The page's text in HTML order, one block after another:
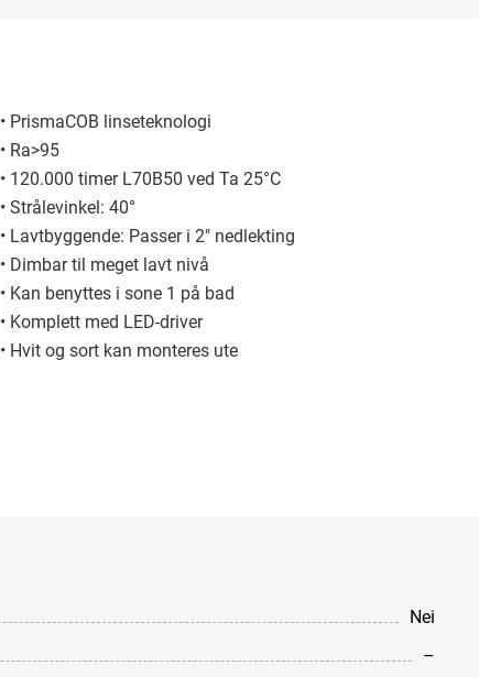
• PrismaCOB linseteknologi
• Ra>95
• 120.000 timer L70B50 ved Ta 25°C
• Strålevinkel: 40°
• Lavtbyggende: Passer i 2″ nedlekting
• Dimbar til meget lavt nivå
• Kan benyttes i sone 1 på bad
• Komplett med LED-driver
• Hvit og sort kan monteres ute
Nei
–